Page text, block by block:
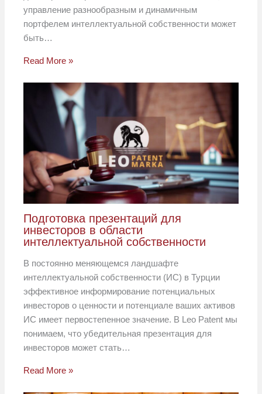
управление разнообразным и динамичным
портфелем интеллектуальной собственности может
быть…
Read More »
Подготовка презентаций для
инвесторов в области
интеллектуальной собственности
В постоянно меняющемся ландшафте
интеллектуальной собственности (ИС) в Турции
эффективное информирование потенциальных
инвесторов о ценности и потенциале ваших активов
ИС имеет первостепенное значение. В Leo Patent мы
понимаем, что убедительная презентация для
инвесторов может стать…
Read More »